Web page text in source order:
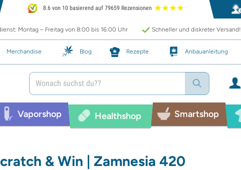
8.6 von 10 basierend auf 79659 Rezensionen
Montag – Freitag von 8:00 bis 16:00 Uhr Schneller und diskreter Versand!
Merchandise Blog Rezepte Anbauanleitung
Vaporshop Healthshop Smartshop
& Win | Zamnesia 420